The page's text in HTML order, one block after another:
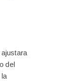
del